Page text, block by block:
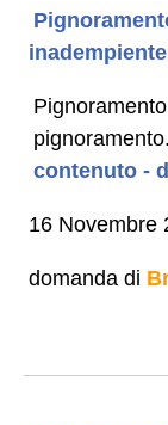
pignoramento.
contenuto -
16 Novembre
domanda di